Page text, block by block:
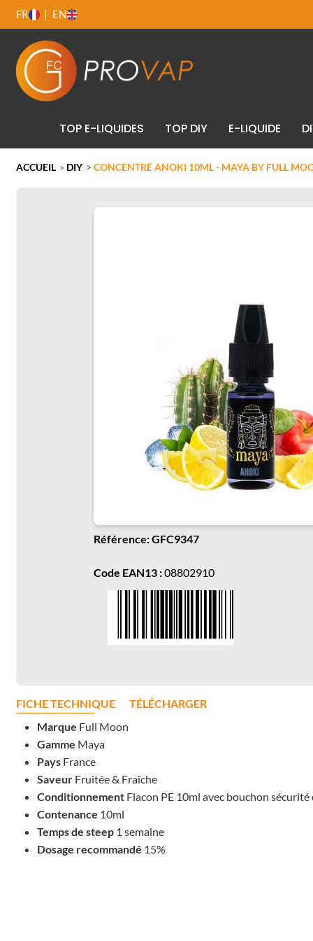
FR EN
TOP E-LIQUIDES TOP DIY E-LIQUIDE
ACCUEIL > DIY > CONCENTRÉ ANOKI 10ML - MAYA BY FULL
Référence: GFC9347
Code EAN13 :08802910
FICHE TECHNIQUE
TÉLÉCHARGER
Marque Full Moon
Gamme Maya
PaysFrance
SaveurFruitée & Fraîche
Conditionnement Flacon PE 10ml avec bouchon
Contenance 10ml
Temps de steep1 semaine
Dosage recommandé 15%